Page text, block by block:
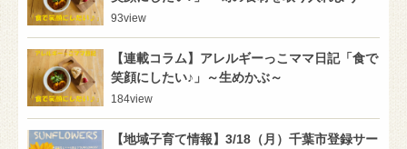
93view
【連載コラム】アレルギーっこママ日記「食で
笑顔にしたい♪」～生めかぶ～
184view
【地域子育て情報】3/18（月）千葉市登録サー